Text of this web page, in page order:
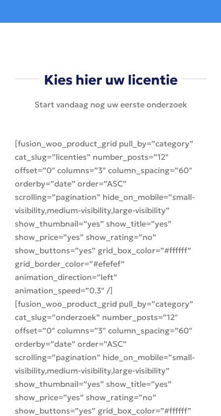
Kies hier uw licentie
Start vandaag nog uw eerste onderzoek
[fusion_woo_product_grid pull_by=”category”
cat_slug=”licenties” number_posts=”12″
offset=”0″ columns=”3″ column_spacing=”60″
orderby=”date” order=”ASC”
scrolling=”pagination” hide_on_mobile=”small-
visibility,medium-visibility,large-visibility”
show_thumbnail=”yes” show_title=”yes”
show_price=”yes” show_rating=”no”
show_buttons=”yes” grid_box_color=”#ffffff”
grid_border_color=”#efefef”
animation_direction=”left”
animation_speed=”0.3″ /]
[fusion_woo_product_grid pull_by=”category”
cat_slug=”onderzoek” number_posts=”12″
offset=”0″ columns=”3″ column_spacing=”60″
orderby=”date” order=”ASC”
scrolling=”pagination” hide_on_mobile=”small-
visibility,medium-visibility,large-visibility”
show_thumbnail=”yes” show_title=”yes”
show_price=”yes” show_rating=”no”
show_buttons=”yes” grid_box_color=”#ffffff”